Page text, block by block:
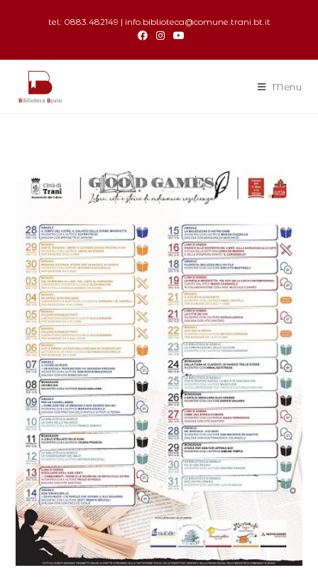
tel: 0883.482149 | info.biblioteca@comune.trani.bt.it
Menu